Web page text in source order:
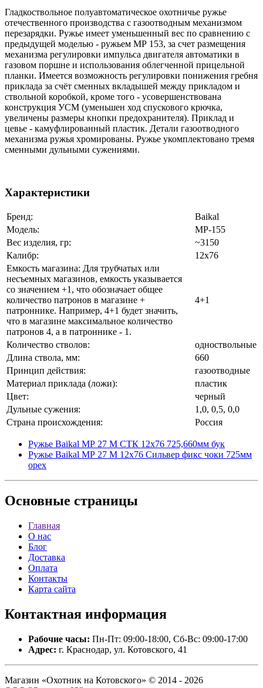
Гладкоствольное полуавтоматическое охотничье ружье
отечественного производства с газоотводным механизмом
перезарядки. Ружье имеет уменьшенный вес по сравнению с
предыдущей моделью - ружьем МР 153, за счет размещения
механизма регулировки импульса двигателя автоматики в
газовом поршне и использования облегченной прицельной
планки. Имеется возможность регулировки понижения гребня
приклада за счёт сменных вкладышей между прикладом и
ствольной коробкой, кроме того - усовершенствована
конструкция УСМ (уменьшен ход спускового крючка,
увеличены размеры кнопки предохранителя). Приклад и
цевье - камуфлированный пластик. Детали газоотводного
механизма ружья хромированы. Ружье укомплектовано тремя
сменными дульными сужениями.
Характеристики
Бренд:
Baikal
Модель:
МР-155
Вес изделия, гр:
~3150
Калибр:
12x76
Емкость магазина: Для трубчатых или
несъемных магазинов, емкость указывается
со значением +1, что обозначает общее
количество патронов в магазине +
патроннике. Например, 4+1 будет значить,
что в магазине максимальное количество
патронов 4, а в патроннике - 1.
4+1
Количество стволов:
одноствольные
Длина ствола, мм:
660
Принцип действия:
газоотводные
Материал приклада (ложи):
пластик
Цвет:
черный
Дульные сужения:
1,0, 0,5, 0,0
Страна происхождения:
Россия
Ружье Baikal МР 27 М СТК 12х76 725,660мм бук
Ружье Baikal МР 27 М 12х76 Сильвер фикс чоки 725мм
орех
Основные страницы
Главная
О нас
Блог
Доставка
Оплата
Контакты
Карта сайта
Контактная информация
Рабочие часы: Пн-Пт: 09:00-18:00, Сб-Вс: 09:00-17:00
Адрес: г. Краснодар, ул. Котовского, 41
Магазин «Охотник на Котовского» © 2014 - 2026